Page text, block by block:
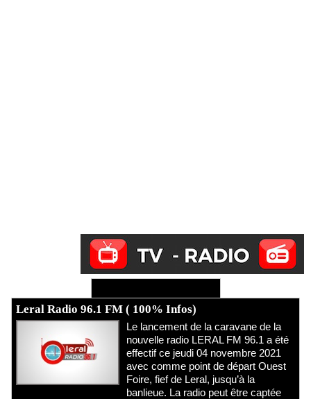
Leral Radio 96.1 FM ( 100% Infos)
Le lancement de la caravane de la
nouvelle radio LERAL FM 96.1 a été
effectif ce jeudi 04 novembre 2021
avec comme point de départ Ouest
Foire, fief de Leral, jusqu’à la
banlieue. La radio peut être captée